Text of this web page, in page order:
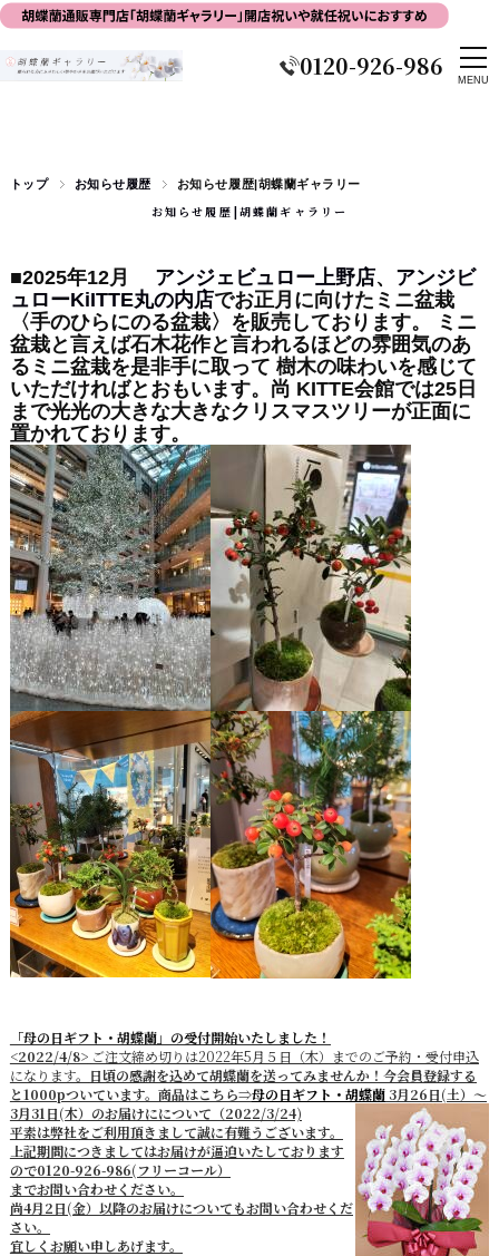
0120-926-986
トップ お知らせ履歴 お知らせ履歴|胡蝶蘭ギャラリー
お知らせ履歴|胡蝶蘭ギャラリー
■2025年12月 アンジェビュロー上野店、 アンジビ
ュローKiITTE丸の内店でお正月に向けたミニ盆栽
〈手のひらにのる盆栽〉を販売しております。 ミニ
盆栽と言えば石木花作と言われるほどの雰囲気のあ
るミニ盆栽を是非手に取って 樹木の味わいを感じて
いただければとおもいます。尚 KITTE会館では25日
まで光光の大きな大きなクリスマスツリーが正面に
置かれております。
「母の日ギフト・胡蝶蘭」の受付開始いたしました！
<2022/4/8> ご注文締め切りは2022年5月５日（木）までのご予約・受付申込
になります。 日頃の感謝を込めて胡蝶蘭を送ってみませんか！今会員登録する
と1000pついています。商品はこちら⇒母の日ギフト・胡蝶蘭3月26日(土）～
3月31日(木）のお届けにについて（2022/3/24)
平素は弊社をご利用頂きまして誠に有難うございます。
上記期間につきましてはお届けが逼迫いたしております
ので0120-926-986(フリーコール）
までお問い合わせください。
尚4月2日(金）以降のお届けについてもお問い合わせくだ
さい。
宜しくお願い申しあげます。